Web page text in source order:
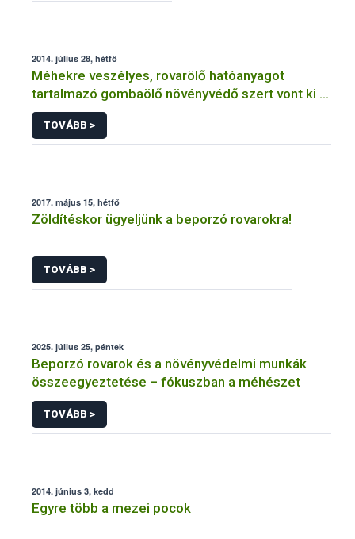
2014. július 28, hétfő
Méhekre veszélyes, rovarölő hatóanyagot
tartalmazó gombaölő növényvédő szert vont ki a
forgalomból a NÉBIH
TOVÁBB >
2017. május 15, hétfő
Zöldítéskor ügyeljünk a beporzó rovarokra!
TOVÁBB >
2025. július 25, péntek
Beporzó rovarok és a növényvédelmi munkák
összeegyeztetése – fókuszban a méhészet
TOVÁBB >
2014. június 3, kedd
Egyre több a mezei pocok